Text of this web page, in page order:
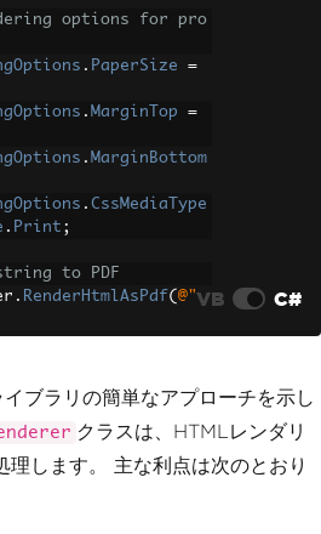
options for pro
. PaperSize
=
. MarginTop
=
. MarginBottom
. CssMediaType
. Print ;
to PDF
. RenderHtmlAsPdf( @"
h1 { color: #2e6da4; }
padding: 20px;
VB C#
ブラリの簡単なアプローチを示し
クラスは、HTMLレンダリ
理します。 主な利点は次のとおり